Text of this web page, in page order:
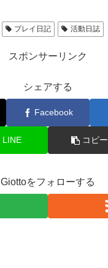
プレイ日記 活動日誌
スポンサーリンク
シェアする
Facebook
LINE コピー
Giottoをフォローする